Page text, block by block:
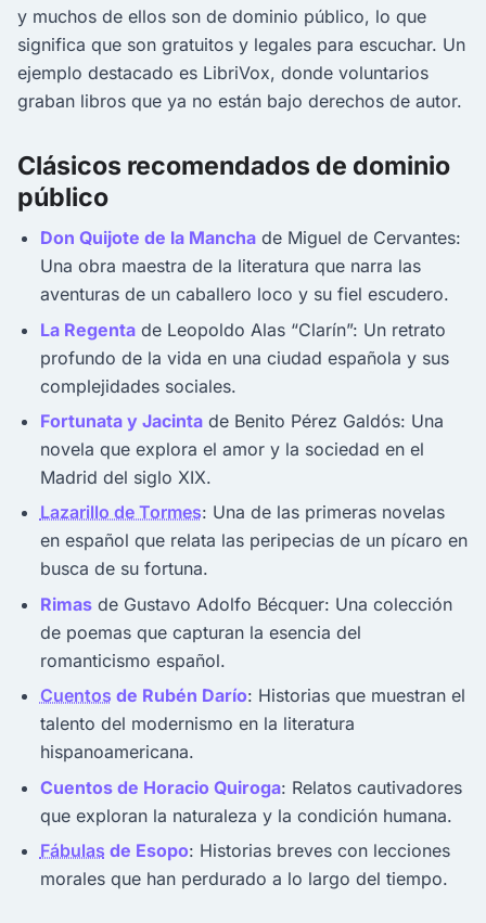
y muchos de ellos son de dominio público, lo que
significa que son gratuitos y legales para escuchar. Un
ejemplo destacado es LibriVox, donde voluntarios
graban libros que ya no están bajo derechos de autor.
Clásicos recomendados de dominio
público
Don Quijote de la Manchade Miguel de Cervantes:
Una obra maestra de la literatura que narra las
aventuras de un caballero loco y su fiel escudero.
La Regentade Leopoldo Alas “Clarín”: Un retrato
profundo de la vida en una ciudad española y sus
complejidades sociales.
Fortunata y Jacintade Benito Pérez Galdós: Una
novela que explora el amor y la sociedad en el
Madrid del siglo XIX.
Lazarillo de Tormes: Una de las primeras novelas
en español que relata las peripecias de un pícaro en
busca de su fortuna.
Rimasde Gustavo Adolfo Bécquer: Una colección
de poemas que capturan la esencia del
romanticismo español.
Cuentos de Rubén Darío: Historias que muestran el
talento del modernismo en la literatura
hispanoamericana.
Cuentos de Horacio Quiroga: Relatos cautivadores
que exploran la naturaleza y la condición humana.
Fábulas de Esopo: Historias breves con lecciones
morales que han perdurado a lo largo del tiempo.